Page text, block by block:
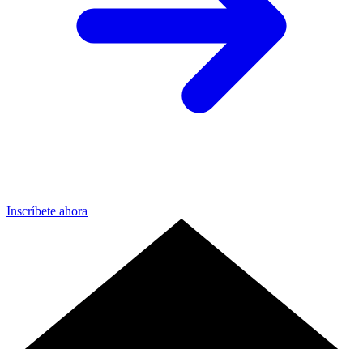
Inscríbete ahora